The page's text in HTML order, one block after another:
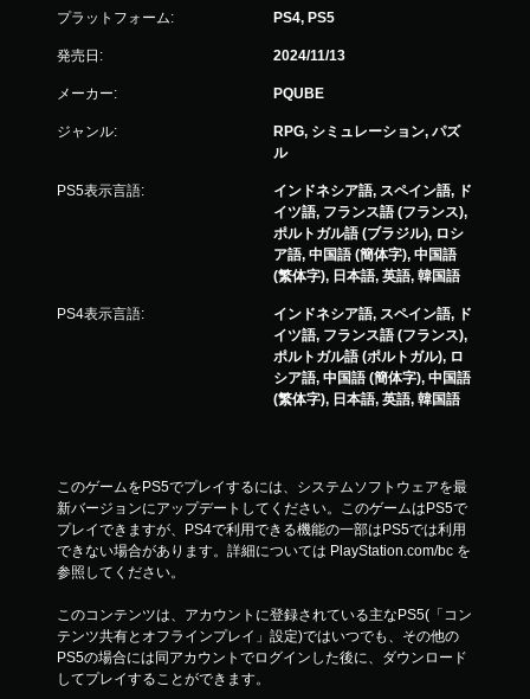
プラットフォーム: PS4, PS5
発売日: 2024/11/13
メーカー: PQUBE
ジャンル:
RPG, シミュレーション, パズ
ル
PS5表示言語:
インドネシア語, スペイン語, ド
イツ語, フランス語 (フランス),
ポルトガル語 (ブラジル), ロシ
ア語, 中国語 (簡体字), 中国語
(繁体字), 日本語, 英語, 韓国語
PS4表示言語:
インドネシア語, スペイン語, ド
イツ語, フランス語 (フランス),
ポルトガル語 (ポルトガル), ロ
シア語, 中国語 (簡体字), 中国語
(繁体字), 日本語, 英語, 韓国語
このゲームをPS5でプレイするには、システムソフトウェアを最
新バージョンにアップデートしてください。このゲームはPS5で
プレイできますが、PS4で利用できる機能の一部はPS5では利用
できない場合があります。詳細については PlayStation.com/bc を
参照してください。
このコンテンツは、アカウントに登録されている主なPS5(「コン
テンツ共有とオフラインプレイ」設定)ではいつでも、その他の
PS5の場合には同アカウントでログインした後に、ダウンロード
してプレイすることができます。